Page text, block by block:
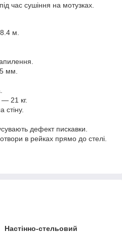
час сушіння на мотузках.
м.
мм.
21 кг.
стіну.
дефект пискавки.
в рейках прямо до стелі.
Настінно-стельовий